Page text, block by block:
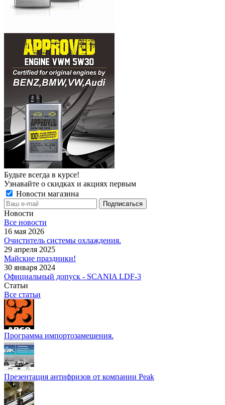
Будьте всегда в курсе!
Узнавайте о скидках и акциях первым
Новости магазина
Новости
Все новости
16 мая 2026
Очиститель системы охлаждения.
29 апреля 2025
Майские праздники!
30 января 2024
Официальный допуск - SCANIA LDF-3
Статьи
Все статьи
Программа импортозамещения.
Презентация антифризов от компании Peak